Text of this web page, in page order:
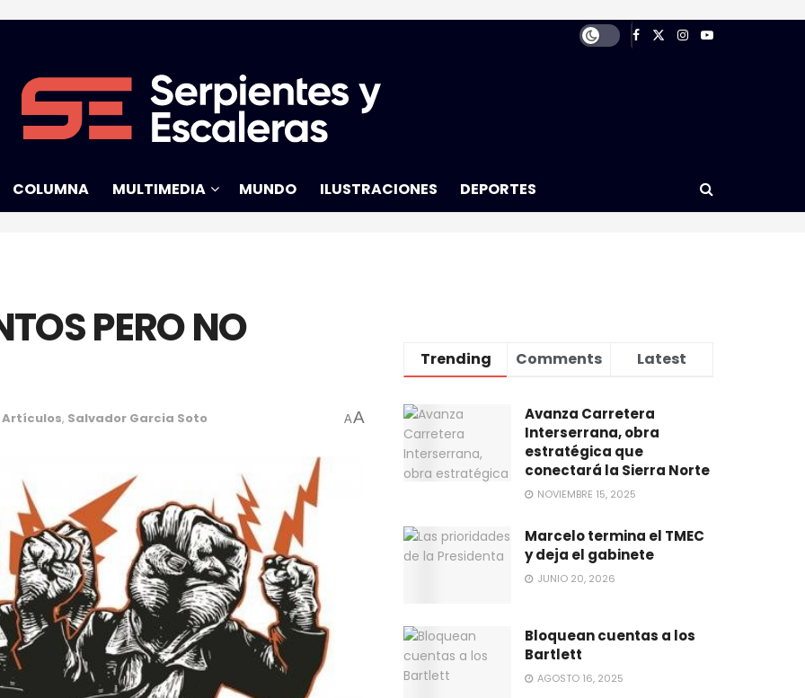
COLUMNA MULTIMEDIA MUNDO ILUSTRACIONES DEPORTES
PERO NO
Artículos, Salvador Garcia Soto AA
Trending Comments Latest
Avanza Carretera
Interserrana, obra
estratégica que
conectará la Sierra Norte
NOVIEMBRE 15, 2025
Marcelo termina el TMEC
y deja el gabinete
JUNIO 20, 2026
Bloquean cuentas a los
Bartlett
AGOSTO 16, 2025